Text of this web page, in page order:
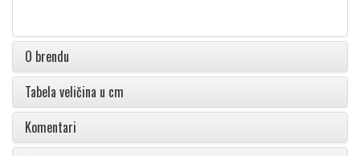
O brendu
Tabela veličina u cm
Komentari